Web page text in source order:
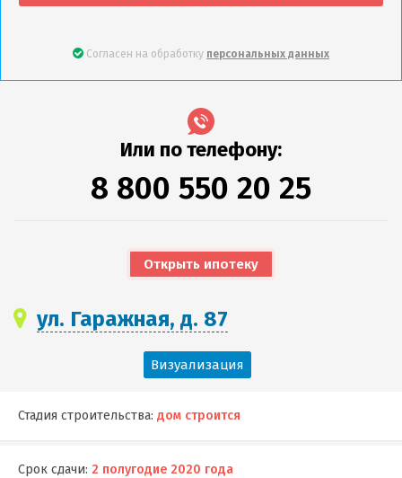
Согласен на обработку персональных данных
Или по телефону:
8 800 550 20 25
Открыть ипотеку
ул. Гаражная, д. 87
Визуализация
Стадия строительства: дом строится
Срок сдачи: 2 полугодие 2020 года